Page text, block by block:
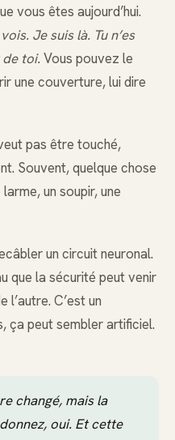
vous êtes aujourd’hui.
Je suis là. Tu n’es
de toi.Vous pouvez le
une couverture, lui dire
pas être touché,
Souvent, quelque chose
un soupir, une
un circuit neuronal.
que la sécurité peut venir
l’autre. C’est un
ça peut sembler artificiel.
changé, mais la
oui. Et cette